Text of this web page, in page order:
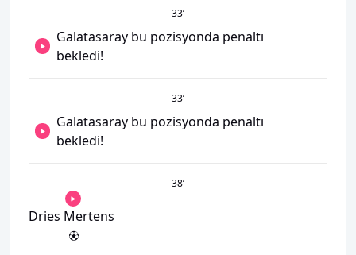
33’
Galatasaray bu pozisyonda penaltı
bekledi!
33’
Galatasaray bu pozisyonda penaltı
bekledi!
38’
Dries Mertens